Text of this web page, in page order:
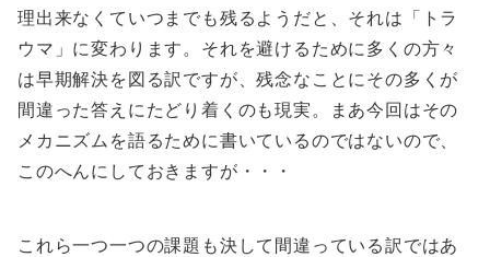
理出来なくていつまでも残るようだと、それは「トラ
ウマ」に変わります。それを避けるために多くの方々
は早期解決を図る訳ですが、残念なことにその多くが
間違った答えにたどり着くのも現実。まあ今回はその
メカニズムを語るために書いているのではないので、
このへんにしておきますが・・・
これら一つ一つの課題も決して間違っている訳ではあ